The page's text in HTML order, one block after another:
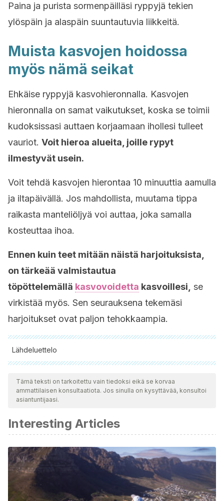
Paina ja purista sormenpäilläsi ryppyjä tekien
ylöspäin ja alaspäin suuntautuvia liikkeitä.
Muista kasvojen hoidossa
myös nämä seikat
Ehkäise ryppyjä kasvohieronnalla. Kasvojen
hieronnalla on samat vaikutukset, koska se toimii
kudoksissasi auttaen korjaamaan ihollesi tulleet
vauriot. Voit hieroa alueita, joille rypyt
ilmestyvät usein.
Voit tehdä kasvojen hierontaa 10 minuuttia aamulla
ja iltapäivällä. Jos mahdollista, muutama tippa
raikasta manteliöljyä voi auttaa, joka samalla
kosteuttaa ihoa.
Ennen kuin teet mitään näistä harjoituksista,
on tärkeää valmistautua
töpöttelemällä kasvovoidetta kasvoillesi, se
virkistää myös. Sen seurauksena tekemäsi
harjoitukset ovat paljon tehokkaampia.
Lähdeluettelo
Kaikki lainatut lähteet tarkistettiin perusteellisesti tiimimme
toimesta varmistaaksemme niiden laadun, luotettavuuden,
ajantasaisuuden ja pätevyyden. Tämän artikkelin bibliografia
Chan, E. P., Smith, E. J., Hayward, R. C., & Crosby, A. J. (2008).
Surface wrinkles for smart adhesion. Advanced Materials.
https://doi.org/10.1002/adma.200701530
Park, U., Tong, Y., & Jain, A. K. (2010). Age-invariant face
recognition. IEEE Transactions on Pattern Analysis and Machine
Intelligence. https://doi.org/10.1109/TPAMI.2010.14
Tämä teksti on tarkoitettu vain tiedoksi eikä se korvaa
ammattilaisen konsultaatiota. Jos sinulla on kysyttävää, konsultoi
asiantuntijaasi.
Interesting Articles